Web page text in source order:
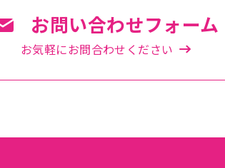
お問い合わせフォーム
お気軽にお問合わせください